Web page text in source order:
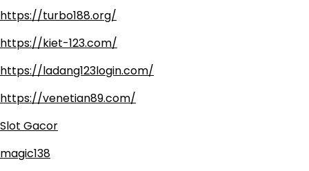
https://turbo188.org/
https://kiet-123.com/
https://ladang123login.com/
https://venetian89.com/
Slot Gacor
magic138